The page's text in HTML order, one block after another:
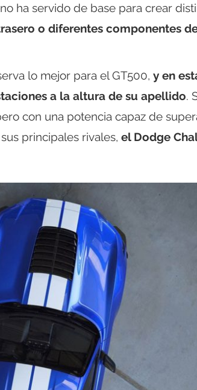
ha servido de base para crear
o diferentes componentes
lo mejor para el GT500, y en
a la altura de su apellido.
con una potencia capaz de
principales rivales, el Dodge